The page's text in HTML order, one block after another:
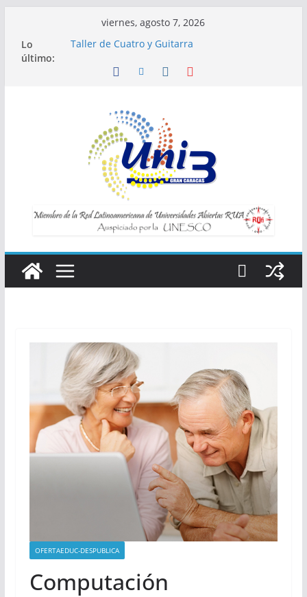
contenido
viernes, agosto 7, 2026
Lo
último:
Taller de Cuatro y Guitarra
Inscripciones para Talleres UNI3
bienestar
OFERTAEDUC-DESPUBLICA
Computación